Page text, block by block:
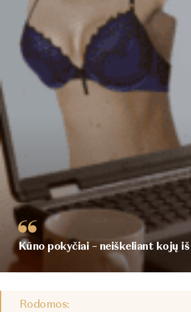
Kūno pokyčiai – neiškeliant kojų iš
Rodomos: